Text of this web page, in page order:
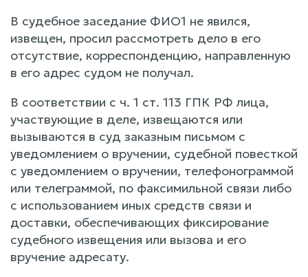
В судебное заседание ФИО1 не явился,
извещен, просил рассмотреть дело в его
отсутствие, корреспонденцию, направленную
в его адрес судом не получал.
В соответствии с ч. 1 ст. 113 ГПК РФ лица,
участвующие в деле, извещаются или
вызываются в суд заказным письмом с
уведомлением о вручении, судебной повесткой
с уведомлением о вручении, телефонограммой
или телеграммой, по факсимильной связи либо
с использованием иных средств связи и
доставки, обеспечивающих фиксирование
судебного извещения или вызова и его
вручение адресату.